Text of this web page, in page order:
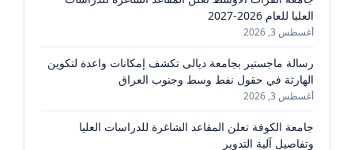
العليا للعام 2026-2027
أغسطس 3, 2026
رسالة ماجستير بجامعة ديالى تكشف إمكانات واعدة لتكوين
الهارثة في حقول نفط وسط وجنوب العراق
أغسطس 3, 2026
جامعة الكوفة تعلن المقاعد الشاغرة للدراسات العليا
وتفاصيل آلية التدوير